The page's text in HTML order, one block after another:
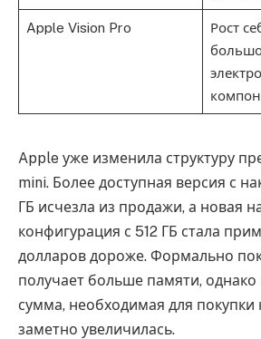
Apple Vision Pro
Рост
Apple уже изменила структуру
mini. Более доступная версия с
ГБ исчезла из продажи, а новая
конфигурация с 512 ГБ стала
долларов дороже. Формально
получает больше памяти,
сумма, необходимая для
заметно увеличилась.